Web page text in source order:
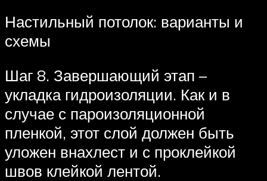
Настильный потолок: варианты и
схемы
Шаг 8. Завершающий этап –
укладка гидроизоляции. Как и в
случае с пароизоляционной
пленкой, этот слой должен быть
уложен внахлест и с проклейкой
швов клейкой лентой.